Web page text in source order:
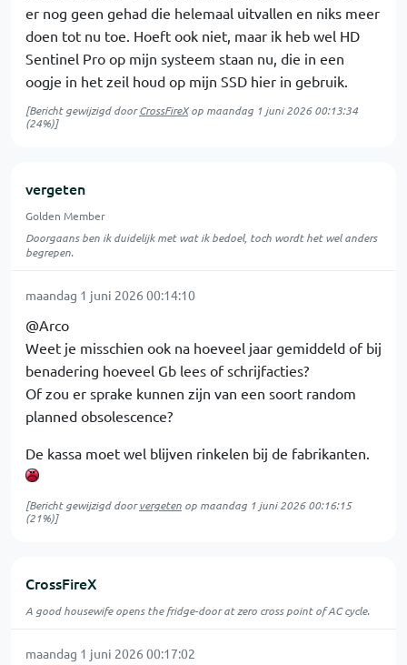
er nog geen gehad die helemaal uitvallen en niks meer
doen tot nu toe. Hoeft ook niet, maar ik heb wel HD
Sentinel Pro op mijn systeem staan nu, die in een
oogje in het zeil houd op mijn SSD hier in gebruik.
[Bericht gewijzigd doorCrossFireXop maandag 1 juni 2026 00:13:34
(24%)]
vergeten
Golden Member
Doorgaans ben ik duidelijk met wat ik bedoel, toch wordt het wel anders
begrepen.
maandag 1 juni 2026 00:14:10
@Arco
Weet je misschien ook na hoeveel jaar gemiddeld of bij
benadering hoeveel Gb lees of schrijfacties?
Of zou er sprake kunnen zijn van een soort random
planned obsolescence?
De kassa moet wel blijven rinkelen bij de fabrikanten.
[Bericht gewijzigd doorvergeten op maandag 1 juni 2026 00:16:15
(21%)]
CrossFireX
A good housewife opens the fridge-door at zero cross point of AC cycle.
maandag 1 juni 2026 00:17:02